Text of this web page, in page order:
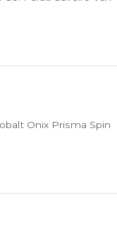
Onix Prisma Spin